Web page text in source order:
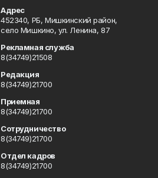
Адрес
452340, РБ, Мишкинский район,
село Мишкино, ул. Ленина, 87
Рекламная служба
8(34749)21508
Редакция
8(34749)21700
Приемная
8(34749)21700
Сотрудничество
8(34749)21700
Отдел кадров
8(34749)21700